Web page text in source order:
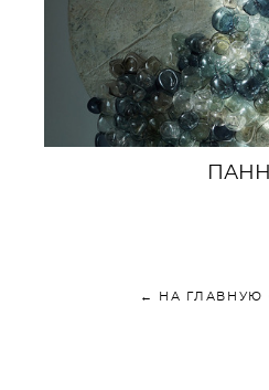
← НА ГЛАВНУЮ